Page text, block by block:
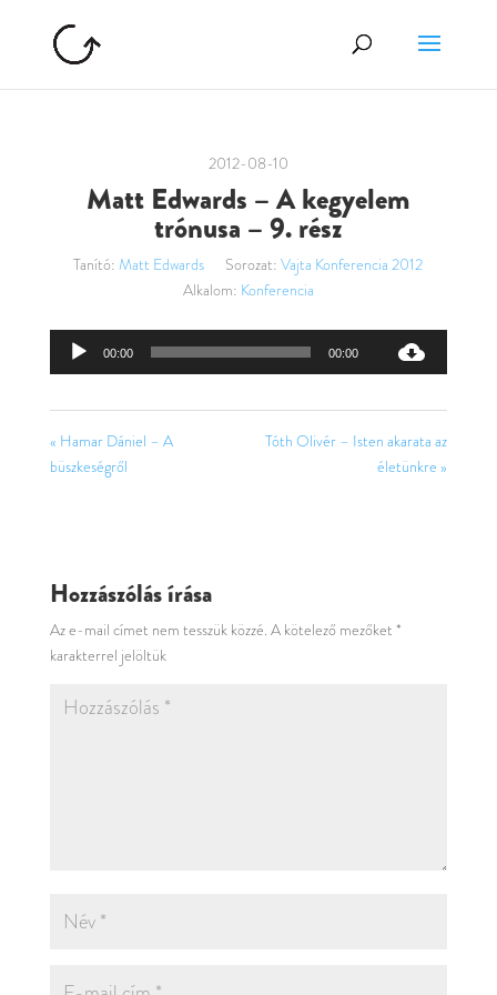
2012-08-10
Matt Edwards – A kegyelem
trónusa – 9. rész
Tanító: Matt Edwards Sorozat: Vajta Konferencia 2012
Alkalom: Konferencia
Audió
00:00 00:00
« Hamar Dániel – A
büszkeségről
Tóth Olivér – Isten akarata az
életünkre »
Hozzászólás írása
Az e-mail címet nem tesszük közzé. A kötelező mezőket *
karakterrel jelöltük